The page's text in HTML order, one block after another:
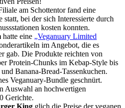
am Schottentor fand eine
statt, bei der sich Interessierte durch
kosten konnten.
hatte eine „Veganuary Limited
im Angebot, die es
gab. Die Produkte reichten von
Protein-Chunks im Kebap-Style bis
Banana-Bread-Tassenkuchen.
Veganuary-Bundle geschnürt.
Auswahl an hochwertigen
Gerichte.
King glich die Preise der veganen